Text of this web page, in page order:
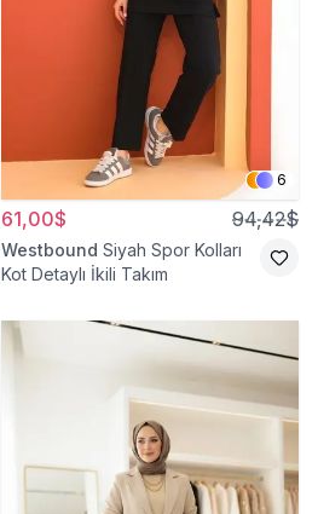
6
61,00$ 94,42$
Westbound Siyah Spor Kolları
Kot Detaylı İkili Takım